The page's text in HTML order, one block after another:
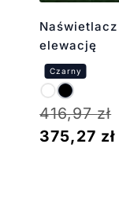
Naświetlacz
elewację
416,97zł
375,27 zł